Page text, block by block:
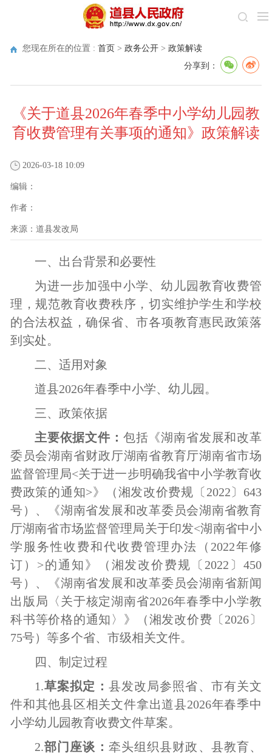
您现在所在的位置 : 首页 > 政务公开 > 政策解读
分享到：
《关于道县2026年春季中小学幼儿园教
育收费管理有关事项的通知》政策解读
2026-03-18 10:09
编辑：
作者：
来源： 道县发改局
一、出台背景和必要性
为进一步加强中小学、幼儿园教育收费管
理，规范教育收费秩序，切实维护学生和学校
的合法权益，确保省、市各项教育惠民政策落
到实处。
二、适用对象
道县2026年春季中小学、幼儿园。
三、政策依据
主要依据文件： 包括 《湖南省发展和改革
委员会湖南省财政厅湖南省教育厅湖南省市场
监督管理局<关于进一步明确我省中小学教育收
费政策的通知>》（湘发改价费规 〔 2022 〕 643
号）、《湖南省发展和改革委员会湖南省教育
厅湖南省市场监督管理局关于印发<湖南省中小
学服务性收费和代收费管理办法（2022年修
订）>的通知》（湘发改价费规〔2022〕450
号）、《湖南省发展和改革委员会湖南省新闻
出版局〈关于核定湖南省2026年春季中小学教
科书等价格的通知〉》 （湘发改价费〔 2026 〕
75号） 等多个省、市级相关文件。
四、制定过程
1.草案拟定： 县发改局参照省、市有关文
件和其他县区相关文件拿出道县2026年春季中
小学幼儿园教育收费文件草案。
2.部门座谈： 牵头组织县财政、县教育、